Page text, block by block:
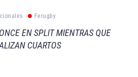
Ferugby
EN SPLIT MIENTRAS QUE
CUARTOS